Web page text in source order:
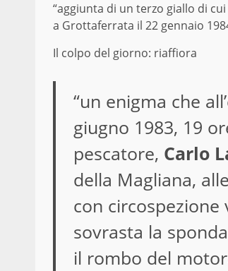
“aggiunta di un terzo giallo di
a Grottaferrata il 22 gennaio
Il colpo del giorno: riaffiora
“un enigma che
giugno 1983, 19
pescatore, Carlo
della Magliana,
con circospezione
sovrasta la
il rombo del